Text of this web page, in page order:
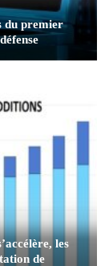
du premier
les
de